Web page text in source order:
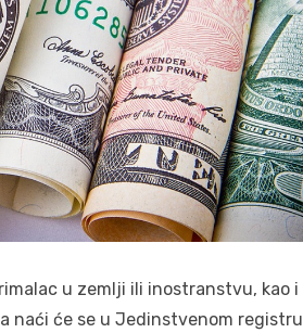
u zemlji ili inostranstvu, kao i
naći će se u Jedinstvenom registru